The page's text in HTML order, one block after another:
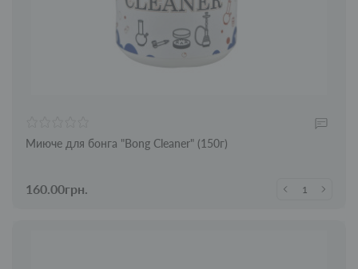
Миюче для бонга "Bong Cleaner" (150г)
160.00грн.